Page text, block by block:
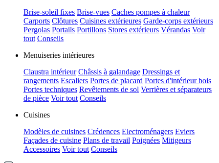
Brise-soleil fixes Brise-vues Caches pompes à chaleur
Carports Clôtures Cuisines extérieures Garde-corps extérieurs
Pergolas Portails Portillons Stores extérieurs Vérandas Voir
tout Conseils
Menuiseries intérieures
Claustra intérieur Châssis à galandage Dressings et
rangements Escaliers Portes de placard Portes d'intérieur bois
Portes techniques Revêtements de sol Verrières et séparateurs
de pièce Voir tout Conseils
Cuisines
Modèles de cuisines Crédences Electroménagers Eviers
Façades de cuisine Plans de travail Poignées Mitigeurs
Accessoires Voir tout Conseils